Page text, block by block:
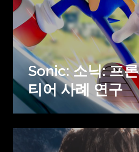
Sonic: 소닉: 프론
티어 사례 연구